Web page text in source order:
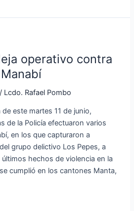
operativo contra
/ Lcdo. Rafael Pombo
este martes 11 de junio,
de la Policía efectuaron varios
en los que capturaron a
grupo delictivo Los Pepes, a
hechos de violencia en la
cumplió en los cantones Manta,